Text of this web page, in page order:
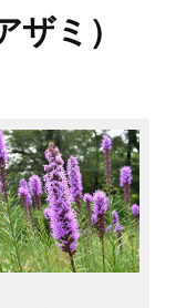
ザミ）